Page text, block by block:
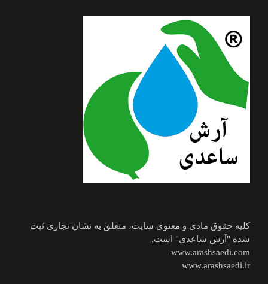
کلیه حقوق مادی و معنوی سایت، متعلق به نشان تجاری ثبت
شده "آرش ساعدی" است.
www.arashsaedi.com
www.arashsaedi.ir